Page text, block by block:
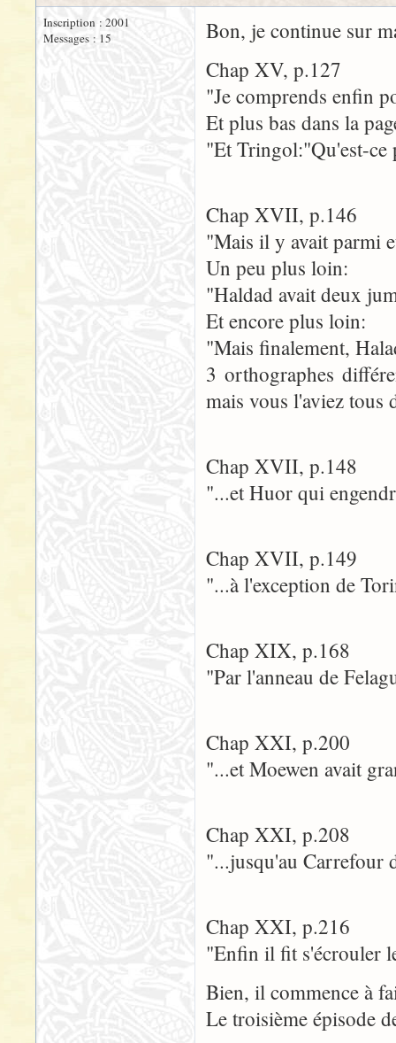
Inscription : 2001
Messages : 15
Bon, je continue sur
Chap XV, p.127
"Je comprends enfin
Et plus bas dans la
"Et Tringol:"Qu'est-ce
Chap XVII, p.146
"Mais il y avait parmi
Un peu plus loin:
"Haldad avait deux
Et encore plus loin:
"Mais finalement,
3 orthographes
mais vous l'aviez tous
Chap XVII, p.148
"...et Huor qui
Chap XVII, p.149
"...à l'exception de
Chap XIX, p.168
"Par l'anneau de
Chap XXI, p.200
"...et Moewen avait
Chap XXI, p.208
"...jusqu'au Carrefour
Chap XXI, p.216
"Enfin il fit s'écrouler
Bien, il commence à
Le troisième épisode